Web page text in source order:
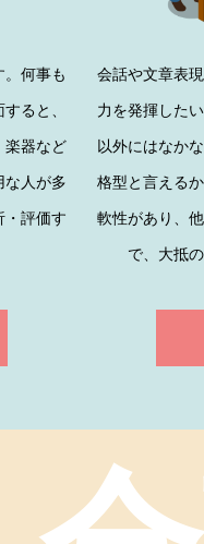
。何事も
ると、
楽器など
な人が多
・評価す
会話や文章表
力を発揮した
以外にはなか
格型と言える
軟性があり、
で、大抵